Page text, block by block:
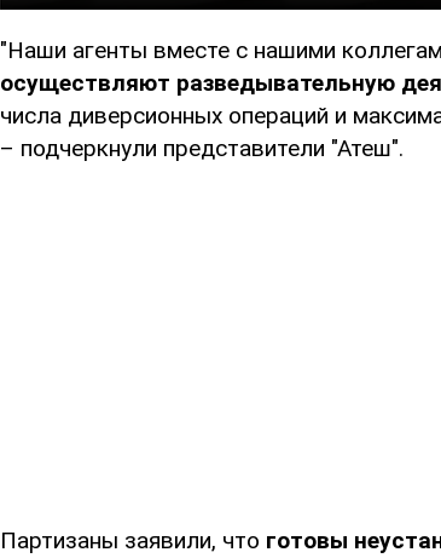
"Наши агенты вместе с нашими
осуществляют разведывательную
числа диверсионных операций и
– подчеркнули представители "Атеш".
Партизаны заявили, что готовы